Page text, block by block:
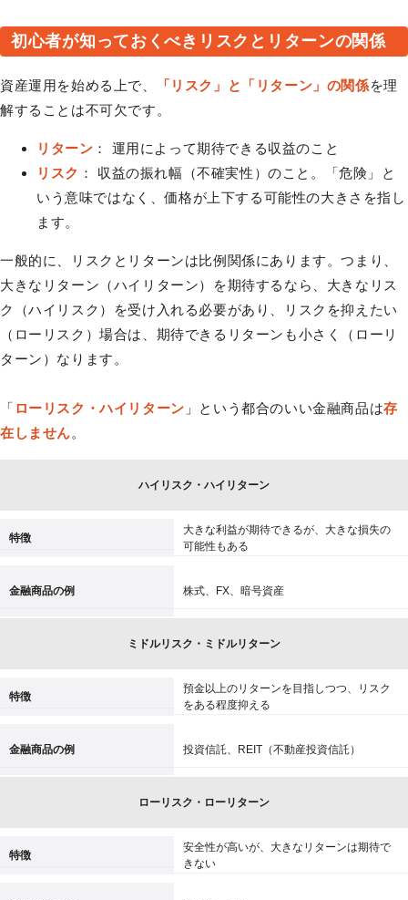
初心者が知っておくべきリスクとリターンの関係
資産運用を始める上で、 「リスク」と「リターン」の関係を理
解することは不可欠です。
リターン ： 運用によって期待できる収益のこと
リスク ： 収益の振れ幅（不確実性）のこと。「危険」と
いう意味ではなく、価格が上下する可能性の大きさを指し
ます。
一般的に、リスクとリターンは比例関係にあります。つまり、
大きなリターン（ハイリターン）を期待するなら、大きなリス
ク（ハイリスク）を受け入れる必要があり、リスクを抑えたい
（ローリスク）場合は、期待できるリターンも小さく（ローリ
ターン）なります。
「 ローリスク・ハイリターン 」という都合のいい金融商品は存
在しません。
ハイリスク・ハイリターン
特徴
大きな利益が期待できるが、大きな損失の
可能性もある
金融商品の例 株式、FX、暗号資産
ミドルリスク・ミドルリターン
特徴
預金以上のリターンを目指しつつ、リスク
をある程度抑える
金融商品の例 投資信託、REIT（不動産投資信託）
ローリスク・ローリターン
特徴
安全性が高いが、大きなリターンは期待で
きない